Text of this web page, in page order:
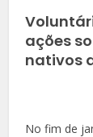
ações
nativos
No fim de